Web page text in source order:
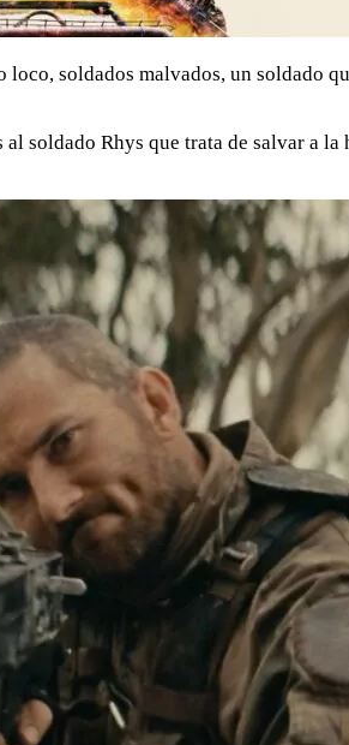
soldados malvados, un soldado
soldado Rhys que trata de salvar a